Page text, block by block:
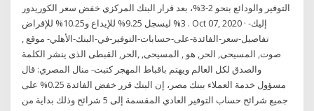
التوفير والودائع بنحو 2-3%، بعد قرار البنك المركزي خفض سعر الكوريدور
3% ليسجل 9.25% للإيداع و10.25% للإقراض . Oct 07, 2020 · إليك-
تفاصيل-سعر-الفائدة-على-حسابات-التوفير-في-البنك-الأهلي- موقع ,
صوت, المسيحى, الحر, هو , المسيحى, ,الحر, القبطى الذى ينشر الكلمة
والصدق لكل العالم ويهتم باقباط المهجر كتبت- منال المصري: قال
مسؤول خدمة العملاء ببنك مصر، إن البنك قرر خفض الفائدة 0.25% على
جميع شرائح حساب التوفير العادي المقسمة إلى 5 شرائح وذلك بداية من